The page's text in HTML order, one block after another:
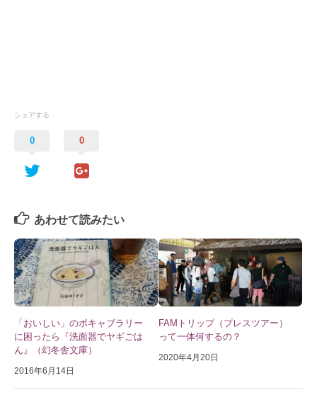
シェアする
0 0
あわせて読みたい
「おいしい」のボキャブラリー
に困ったら『洗面器でヤギごは
ん』（幻冬舎文庫）
2016年6月14日
FAMトリップ（プレスツアー）
って一体何するの？
2020年4月20日